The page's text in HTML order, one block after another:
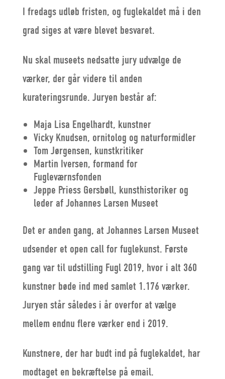
I fredags udløb fristen, og fuglekaldet må i den
grad siges at være blevet besvaret.
Nu skal museets nedsatte jury udvælge de
værker, der går videre til anden
kurateringsrunde. Juryen består af:
Maja Lisa Engelhardt, kunstner
Vicky Knudsen, ornitolog og naturformidler
Tom Jørgensen, kunstkritiker
Martin Iversen, formand for
Fugleværnsfonden
Jeppe Priess Gersbøll, kunsthistoriker og
leder af Johannes Larsen Museet
Det er anden gang, at Johannes Larsen Museet
udsender et open call for fuglekunst. Første
gang var til udstilling Fugl 2019, hvor i alt 360
kunstner bøde ind med samlet 1.176 værker.
Juryen står således i år overfor at vælge
mellem endnu flere værker end i 2019.
Kunstnere, der har budt ind på fuglekaldet, har
modtaget en bekræftelse på email.